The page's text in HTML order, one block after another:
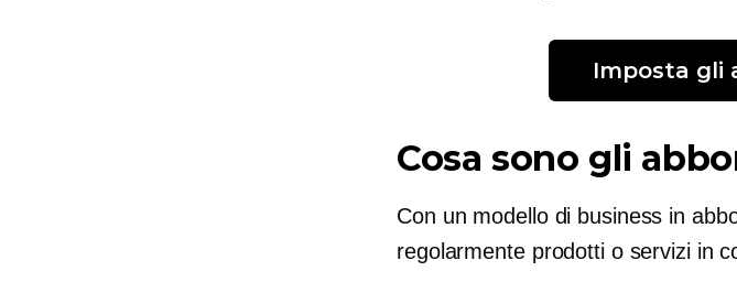
Imposta gli
Cosa sono gli
Con un modello di business in
regolarmente prodotti o servizi in